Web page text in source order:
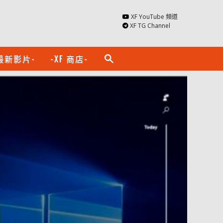
XF YouTube 頻道
XF TG Channel
新影片- -XF 商店- search